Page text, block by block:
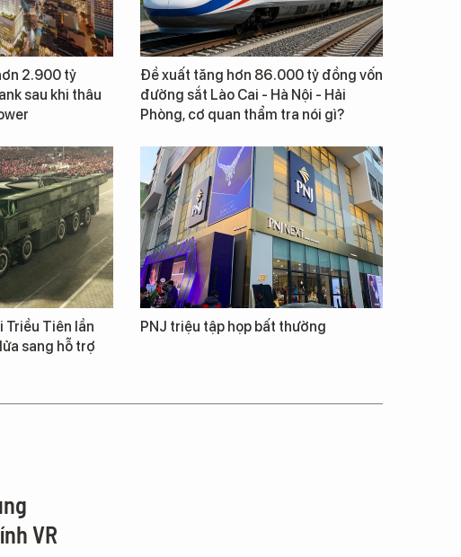
2.900 tỷ
sau khi thâu
Đề xuất tăng hơn 86.000 tỷ đồng vốn
đường sắt Lào Cai - Hà Nội - Hải
Phòng, cơ quan thẩm tra nói gì?
Triều Tiên lần
sang hỗ trợ
PNJ triệu tập họp bất thường
VR